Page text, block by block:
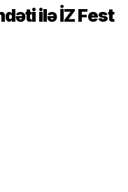
ilə İZ Fest